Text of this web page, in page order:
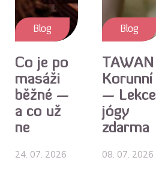
Blog
Co je po
masáži
běžné —
a co už
ne
24. 07. 2026
Blog
TAWAN
Korunní
— Lekce
jógy
zdarma
08. 07. 2026